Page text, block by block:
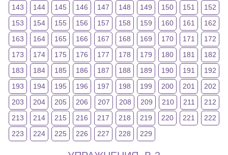
143
144 145 146 147 148 149 150 151
152
153
154 155 156 157 158 159 160 161
162
163
164 165 166 167 168 169 170 171
172
173
174 175 176 177 178 179 180 181
182
183
184 185 186 187 188 189 190 191
192
193
194 195 196 197 198 199 200 201
202
203
204 205 206 207 208 209 210 211
212
213
214 215 216 217 218 219 220 221
222
223
224 225 226 227 228 229